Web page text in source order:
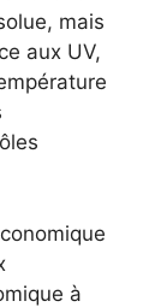
mais
aux UV,
à